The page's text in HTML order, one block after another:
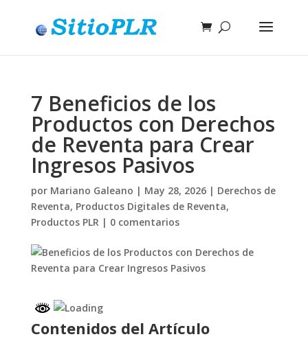
7 Beneficios de los
Productos con Derechos
de Reventa para Crear
Ingresos Pasivos
por Mariano Galeano | May 28, 2026| Derechos de
Reventa, Productos Digitales de Reventa,
Productos PLR| 0 comentarios
Contenidos del Artículo